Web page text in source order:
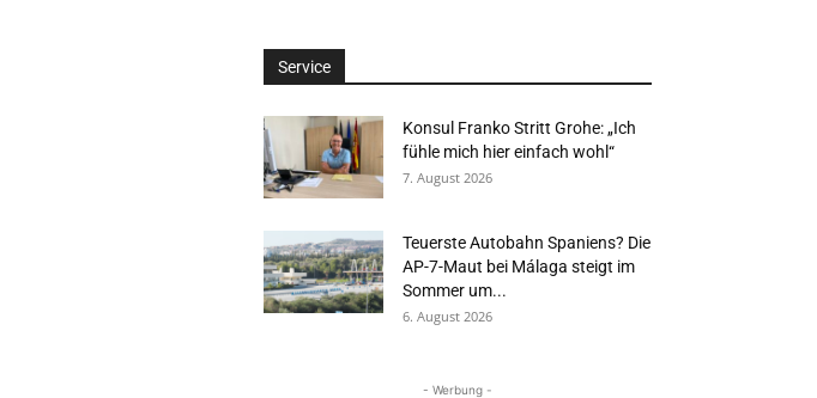
Service
Konsul Franko Stritt Grohe: „Ich
fühle mich hier einfach wohl“
7. August 2026
Teuerste Autobahn Spaniens? Die
AP-7-Maut bei Málaga steigt im
Sommer um...
6. August 2026
- Werbung -